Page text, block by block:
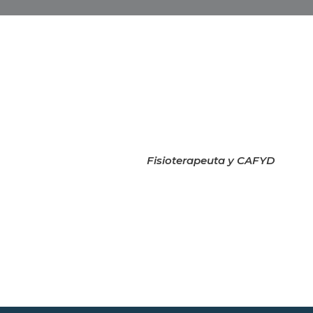
Fisioterapeuta y CAFYD